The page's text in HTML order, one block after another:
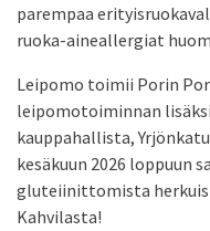
parempaa
ruoka-aineallergiat
Leipomo toimii Porin
leipomotoiminnan
kauppahallista,
kesäkuun 2026 loppuun
gluteiinittomista
Kahvilasta!